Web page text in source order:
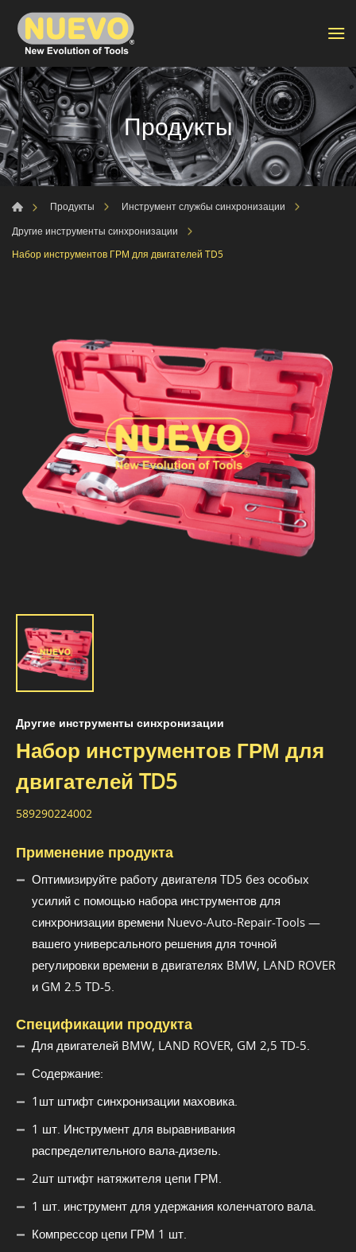
Продукты
Продукты
Инструмент службы синхронизации
Другие инструменты синхронизации
Набор инструментов ГРМ для двигателей TD5
Другие инструменты синхронизации
Набор инструментов ГРМ для
двигателей TD5
589290224002
Применение продукта
Оптимизируйте работу двигателя TD5 без особых
усилий с помощью набора инструментов для
синхронизации времени Nuevo-Auto-Repair-Tools —
вашего универсального решения для точной
регулировки времени в двигателях BMW, LAND ROVER
и GM 2.5 TD-5.
Спецификации продукта
Для двигателей BMW, LAND ROVER, GM 2,5 TD-5.
Содержание:
1шт штифт синхронизации маховика.
1 шт. Инструмент для выравнивания
распределительного вала-дизель.
2шт штифт натяжителя цепи ГРМ.
1 шт. инструмент для удержания коленчатого вала.
Компрессор цепи ГРМ 1 шт.